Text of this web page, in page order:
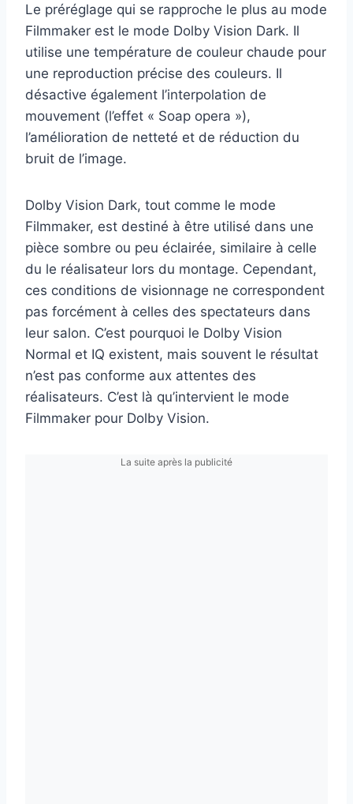
Le préréglage qui se rapproche le plus au mode
Filmmaker est le mode Dolby Vision Dark. Il
utilise une température de couleur chaude pour
une reproduction précise des couleurs. Il
désactive également l’interpolation de
mouvement (l’effet « Soap opera »),
l’amélioration de netteté et de réduction du
bruit de l’image.
Dolby Vision Dark, tout comme le mode
Filmmaker, est destiné à être utilisé dans une
pièce sombre ou peu éclairée, similaire à celle
du le réalisateur lors du montage. Cependant,
ces conditions de visionnage ne correspondent
pas forcément à celles des spectateurs dans
leur salon. C’est pourquoi le Dolby Vision
Normal et IQ existent, mais souvent le résultat
n’est pas conforme aux attentes des
réalisateurs. C’est là qu’intervient le mode
Filmmaker pour Dolby Vision.
La suite après la publicité